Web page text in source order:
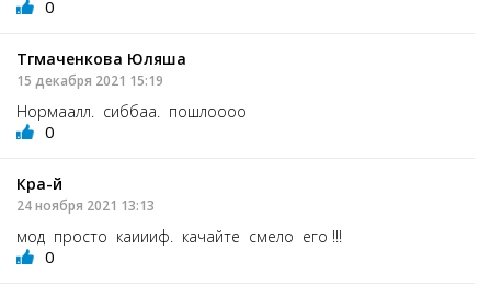
0
Тгмаченкова Юляша
15 декабря 2021 15:19
Нормаалл. сиббаа. пошлоооо
0
Кра-й
24 ноября 2021 13:13
мод просто каиииф. качайте смело его !!!
0